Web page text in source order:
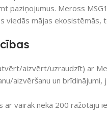
paziņojumus. Meross
viedās mājas ekosistēmās,
aizvērt/uzraudzīt) ar
aizvēršanu un
ar vairāk nekā 200 ražotāju